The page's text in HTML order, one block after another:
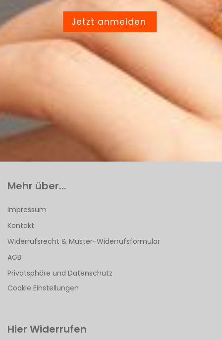
Jetzt anmelden
Mehr über...
Impressum
Kontakt
Widerrufsrecht & Muster-Widerrufsformular
AGB
Privatsphäre und Datenschutz
Cookie Einstellungen
Hier Widerrufen